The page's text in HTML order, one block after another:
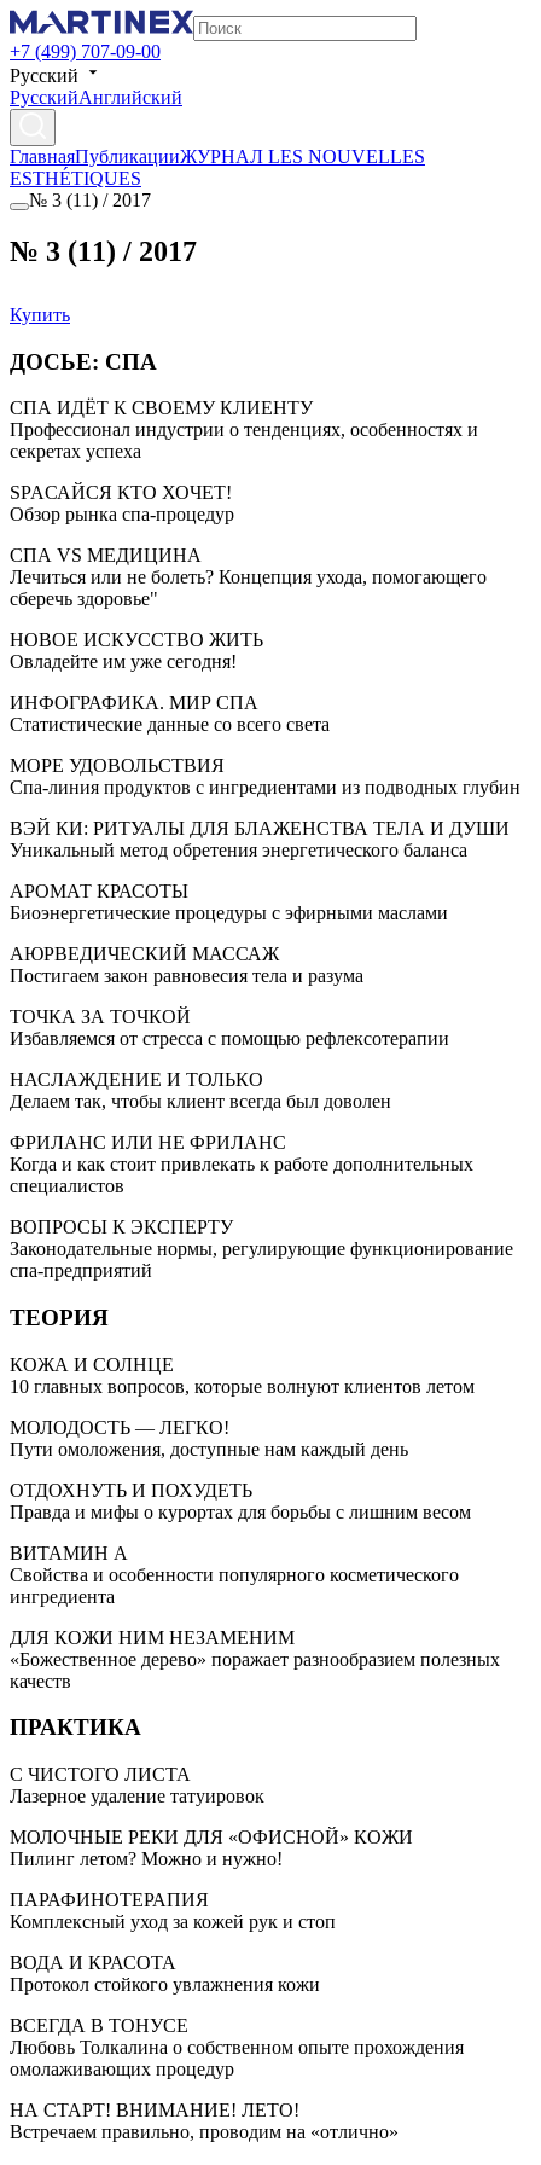
+7 (499) 707-09-00
Русский
РусскийАнглийский
ГлавнаяПубликацииЖУРНАЛ LES NOUVELLES
ESTHÉTIQUES
№ 3 (11) / 2017
№ 3 (11) / 2017
Купить
ДОСЬЕ: СПА
СПА ИДЁТ К СВОЕМУ КЛИЕНТУ
Профессионал индустрии о тенденциях, особенностях и
секретах успеха
SPAСАЙСЯ КТО ХОЧЕТ!
Обзор рынка спа-процедур
СПА VS МЕДИЦИНА
Лечиться или не болеть? Концепция ухода, помогающего
сберечь здоровье"
НОВОЕ ИСКУССТВО ЖИТЬ
Овладейте им уже сегодня!
ИНФОГРАФИКА. МИР СПА
Статистические данные со всего света
МОРЕ УДОВОЛЬСТВИЯ
Спа-линия продуктов с ингредиентами из подводных глубин
ВЭЙ КИ: РИТУАЛЫ ДЛЯ БЛАЖЕНСТВА ТЕЛА И ДУШИ
Уникальный метод обретения энергетического баланса
АРОМАТ КРАСОТЫ
Биоэнергетические процедуры с эфирными маслами
АЮРВЕДИЧЕСКИЙ МАССАЖ
Постигаем закон равновесия тела и разума
ТОЧКА ЗА ТОЧКОЙ
Избавляемся от стресса с помощью рефлексотерапии
НАСЛАЖДЕНИЕ И ТОЛЬКО
Делаем так, чтобы клиент всегда был доволен
ФРИЛАНС ИЛИ НЕ ФРИЛАНС
Когда и как стоит привлекать к работе дополнительных
специалистов
ВОПРОСЫ К ЭКСПЕРТУ
Законодательные нормы, регулирующие функционирование
спа-предприятий
ТЕОРИЯ
КОЖА И СОЛНЦЕ
10 главных вопросов, которые волнуют клиентов летом
МОЛОДОСТЬ — ЛЕГКО!
Пути омоложения, доступные нам каждый день
ОТДОХНУТЬ И ПОХУДЕТЬ
Правда и мифы о курортах для борьбы с лишним весом
ВИТАМИН А
Свойства и особенности популярного косметического
ингредиента
ДЛЯ КОЖИ НИМ НЕЗАМЕНИМ
«Божественное дерево» поражает разнообразием полезных
качеств
ПРАКТИКА
С ЧИСТОГО ЛИСТА
Лазерное удаление татуировок
МОЛОЧНЫЕ РЕКИ ДЛЯ «ОФИСНОЙ» КОЖИ
Пилинг летом? Можно и нужно!
ПАРАФИНОТЕРАПИЯ
Комплексный уход за кожей рук и стоп
ВОДА И КРАСОТА
Протокол стойкого увлажнения кожи
ВСЕГДА В ТОНУСЕ
Любовь Толкалина о собственном опыте прохождения
омолаживающих процедур
НА СТАРТ! ВНИМАНИЕ! ЛЕТО!
Встречаем правильно, проводим на «отлично»